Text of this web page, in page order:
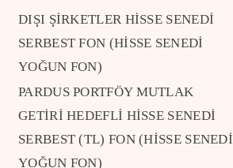
DIŞI ŞİRKETLER HİSSE SENEDİ
SERBEST FON (HİSSE SENEDİ
YOĞUN FON)
PARDUS PORTFÖY MUTLAK
GETİRİ HEDEFLİ HİSSE SENEDİ
SERBEST (TL) FON (HİSSE SENEDİ
YOĞUN FON)